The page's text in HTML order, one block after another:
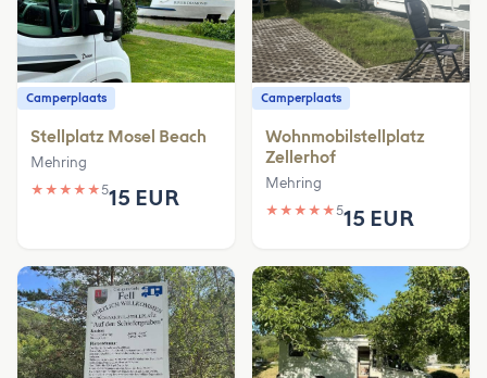
Camperplaats
Stellplatz Mosel Beach
Mehring
★ ★ ★ ★ ★515 EUR
Camperplaats
Wohnmobilstellplatz
Zellerhof
Mehring
★ ★ ★ ★ ★515 EUR